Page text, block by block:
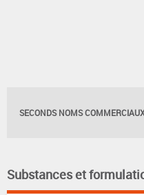
SECONDS NOMS
Substances et